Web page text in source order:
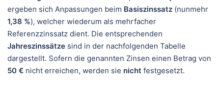
ergeben sich Anpassungen beim Basiszinssatz (nunmehr
1,38 %), welcher wiederum als mehrfacher
Referenzzinssatz dient. Die entsprechenden
Jahreszinssätze sind in der nachfolgenden Tabelle
dargestellt. Sofern die genannten Zinsen einen Betrag von
50 € nicht erreichen, werden sie nicht festgesetzt.